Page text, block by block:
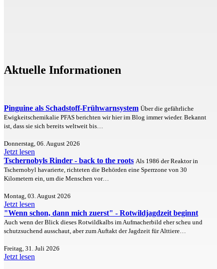
Aktuelle Informationen
Pinguine als Schadstoff-Frühwarnsystem Über die gefährliche
Ewigkeitschemikalie PFAS berichten wir hier im Blog immer wieder. Bekannt
ist, dass sie sich bereits weltweit bis…
Donnerstag, 06. August 2026
Jetzt lesen
Tschernobyls Rinder - back to the roots Als 1986 der Reaktor in
Tschernobyl havarierte, richteten die Behörden eine Sperrzone von 30
Kilometern ein, um die Menschen vor…
Montag, 03. August 2026
Jetzt lesen
"Wenn schon, dann mich zuerst" - Rotwildjagdzeit beginnt
Auch wenn der Blick dieses Rotwildkalbs im Aufmacherbild eher scheu und
schutzsuchend ausschaut, aber zum Auftakt der Jagdzeit für Alttiere…
Freitag, 31. Juli 2026
Jetzt lesen